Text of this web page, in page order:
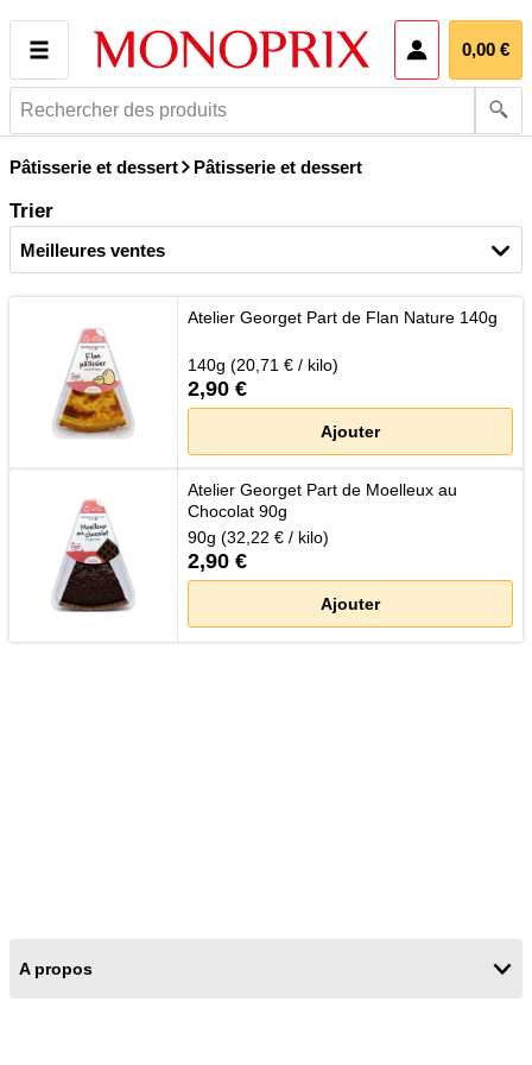
Rechercher
des
0,00 €
Ouvrir le
Pâtisserie et dessert Pâtisserie et dessert
Trier
Atelier Georget Part de Flan Nature 140g
140g (20,71 € / kilo)
2,90 €
Ajouter
Atelier Georget Part de Moelleux au
Chocolat 90g
90g (32,22 € / kilo)
2,90 €
Ajouter
A propos